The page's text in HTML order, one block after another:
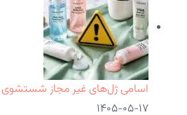
اسامی ژل‌های غیر مجاز
۱۴۰۵-۰۵-۱۷